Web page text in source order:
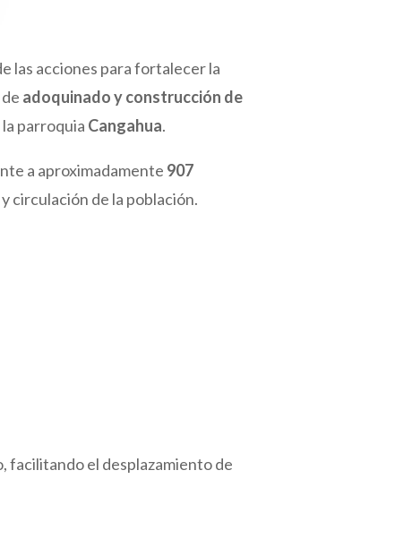
las acciones para fortalecer la
adoquinado y construcción de
parroquia Cangahua.
a aproximadamente 907
circulación de la población.
facilitando el desplazamiento de